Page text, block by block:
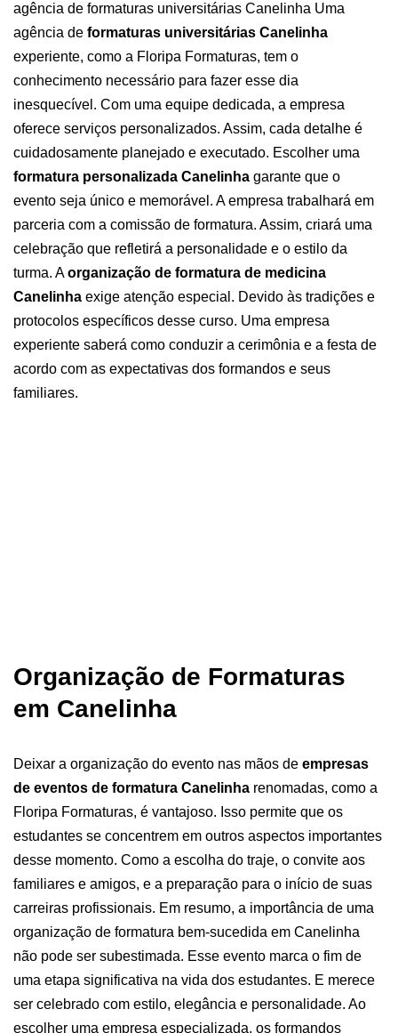
agência de formaturas universitárias Canelinha Uma
agência de formaturas universitárias Canelinha
experiente, como a Floripa Formaturas, tem o
conhecimento necessário para fazer esse dia
inesquecível. Com uma equipe dedicada, a empresa
oferece serviços personalizados. Assim, cada detalhe é
cuidadosamente planejado e executado. Escolher uma
formatura personalizada Canelinha garante que o
evento seja único e memorável. A empresa trabalhará em
parceria com a comissão de formatura. Assim, criará uma
celebração que refletirá a personalidade e o estilo da
turma. Aorganização de formatura de medicina
Canelinha exige atenção especial. Devido às tradições e
protocolos específicos desse curso. Uma empresa
experiente saberá como conduzir a cerimônia e a festa de
acordo com as expectativas dos formandos e seus
familiares.
Organização de Formaturas
em Canelinha
Deixar a organização do evento nas mãos de empresas
de eventos de formatura Canelinha renomadas, como a
Floripa Formaturas, é vantajoso. Isso permite que os
estudantes se concentrem em outros aspectos importantes
desse momento. Como a escolha do traje, o convite aos
familiares e amigos, e a preparação para o início de suas
carreiras profissionais. Em resumo, a importância de uma
organização de formatura bem-sucedida em Canelinha
não pode ser subestimada. Esse evento marca o fim de
uma etapa significativa na vida dos estudantes. E merece
ser celebrado com estilo, elegância e personalidade. Ao
escolher uma empresa especializada, os formandos